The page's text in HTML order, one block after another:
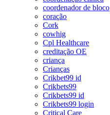
coordenador de bloco
coração
Cork
cowhig
Cpl Healthcare
creditação OE
criança
Crianças
Crikbet99 id
Crikbets99
Crikbets99 id
Crikbets99 login
Critical Care